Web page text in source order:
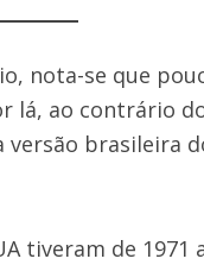
nota-se que
lá, ao contrário
versão brasileira
tiveram de 1971